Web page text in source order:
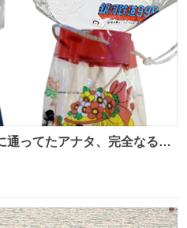
通ってたアナタ、完全なる同
代 #昭和レトロ